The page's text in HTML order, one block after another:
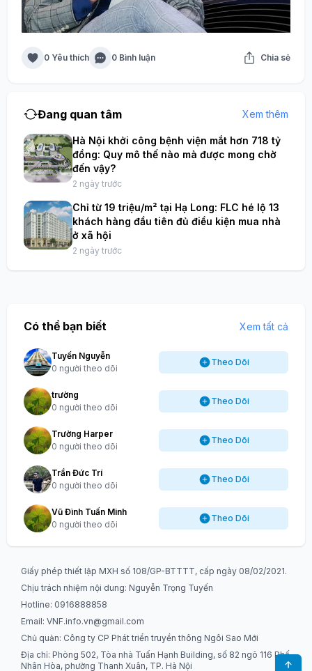
0 Yêu thích 0 Bình luận Chia sẻ
Đang quan tâm Xem thêm
Hà Nội khởi công bệnh viện mắt hơn 718 tỷ
đồng: Quy mô thế nào mà được mong chờ
đến vậy?
2 ngày trước
Chỉ từ 19 triệu/m² tại Hạ Long: FLC hé lộ 13
khách hàng đầu tiên đủ điều kiện mua nhà
ở xã hội
2 ngày trước
Có thể bạn biết Xem tất cả
Tuyến Nguyễn
0 người theo dõi
Theo Dõi
trường
0 người theo dõi
Theo Dõi
Trường Harper
0 người theo dõi
Theo Dõi
Trần Đức Trí
0 người theo dõi
Theo Dõi
Vũ Đình Tuấn Minh
0 người theo dõi
Theo Dõi
Giấy phép thiết lập MXH số 108/GP-BTTTT, cấp ngày 08/02/2021.
Chịu trách nhiệm nội dung: Nguyễn Trọng Tuyến
Hotline: 0916888858
Email: VNF.info.vn@gmail.com
Chủ quản: Công ty CP Phát triển truyền thông Ngôi Sao Mới
Địa chỉ: Phòng 502, Tòa nhà Tuấn Hạnh Building, số 82 ngõ 116 Phố
Nhân Hòa, phường Thanh Xuân, TP. Hà Nội